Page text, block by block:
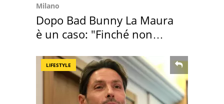
Milano
Dopo Bad Bunny La Maura
è un caso: "Finché non
LIFESTYLE